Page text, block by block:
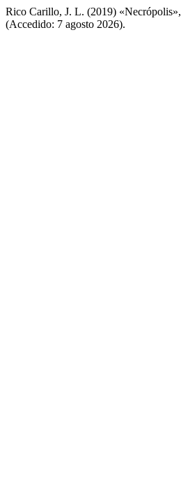
Rico Carillo, J. L. (2019) «Necrópolis»,
(Accedido: 7 agosto 2026).